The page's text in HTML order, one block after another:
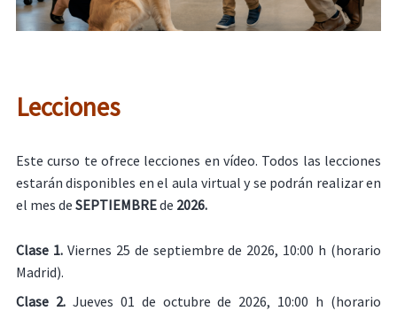
Lecciones
Este curso te ofrece lecciones en vídeo. Todos las lecciones
estarán disponibles en el aula virtual y se podrán realizar en
el mes de SEPTIEMBREde 2026.
Clase 1.Viernes 25 de septiembre de 2026, 10:00 h (horario
Madrid).
Clase 2.Jueves 01 de octubre de 2026, 10:00 h (horario